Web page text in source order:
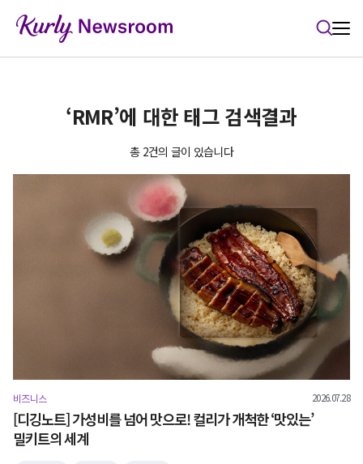
‘RMR’에 대한 태그 검색결과
총 2건의 글이 있습니다
비즈니스 2026.07.28
[디깅노트] 가성비를 넘어 맛으로! 컬리가 개척한 ‘맛있는’
밀키트의 세계